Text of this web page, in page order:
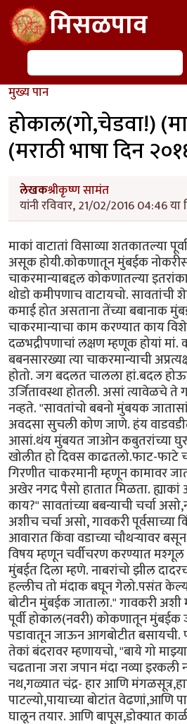
Skip to main contentमिसळपाव
शोध
मुख्य पान
होकाल(गो,चेडवा!)
(मराठी भाषा दिन
लेखकश्रीकृष्ण सामंत
यांनी रविवार, 21/02/2016 04:46
माकां वाटातां विसाव्या शतकातल्या
असूक होयी.कोकणातून मुंबईक
चाकरमान्याबद्दल कोकणातल्या
थोडो कमीपणाच वाटायचो. सावतांची
कमाई होत असताना तेंच्या बबानाक
चाकरमान्याचा काम करण्यात काय
दळभद्रीपणाचां लक्षण म्हणूक होयां
बबनसारख्या त्या चाकरमान्याची
होतो. जग बदलत चालला हां.बदल
उर्जितावस्था होतली. असां त्यावेळचे ते
नव्हते. "सावतांचो बबनो मुंबयक
अवदसा सुचली कोण जाणे. हंय
आसां.थंय मुंबयत जाओन कबुतरांच्या
खोलीत हो दिवस काढतलो.फाट-फाटे
गिरणीत चाकरमानी म्हणून कामावर
अखेर नगद पैसो हातात मिळता.
काय?" सावतांच्या बबन्याची चर्चा
अशीच चर्चा असो, गावकरी पूर्वसाच्या
आवारात किंवा वडाच्या चौथर्‍यावर
विषय म्हणून चर्वीचरण करण्यात
मुंबईत दिला म्हणे. नाबरांचो झील
हल्लीच तो मंदाक बघून गेलो.पसंत
बोटीन मुंबईक जाताला." गावकरी
पूर्वी होकाल(नवरी) कोकणातून मुंबईक
पडावातून जाऊन आगबोटीत बसायची.
तेकां बंदरावर म्हणायचो, "बाये गो
चढताना जरा जपान मंदा नव्या
नथ,गळ्यात चंद्र- हार आणि
पाटल्यो,पायाच्या बोटांत वेढणां,आणि
घालून तयार. आणि बापूस,डोक्यात